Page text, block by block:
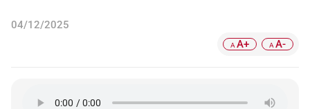
04/12/2025
A A+ A A-